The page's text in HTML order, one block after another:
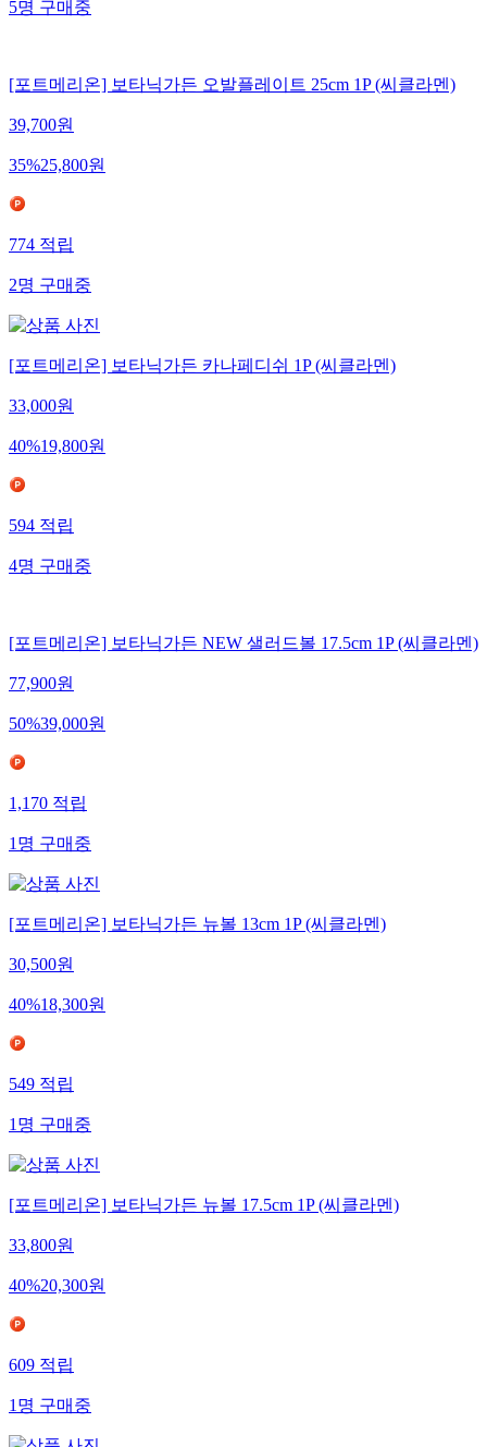
5명구매중
[포트메리온] 보타닉가든 오발플레이트 25cm 1P (씨클라멘)
39,700원
35%25,800원
774적립
2명구매중
[포트메리온] 보타닉가든 카나페디쉬 1P (씨클라멘)
33,000원
40%19,800원
594적립
4명구매중
[포트메리온] 보타닉가든 NEW 샐러드볼 17.5cm 1P (씨클라멘)
77,900원
50%39,000원
1,170적립
1명구매중
[포트메리온] 보타닉가든 뉴볼 13cm 1P (씨클라멘)
30,500원
40%18,300원
549적립
1명구매중
[포트메리온] 보타닉가든 뉴볼 17.5cm 1P (씨클라멘)
33,800원
40%20,300원
609적립
1명구매중